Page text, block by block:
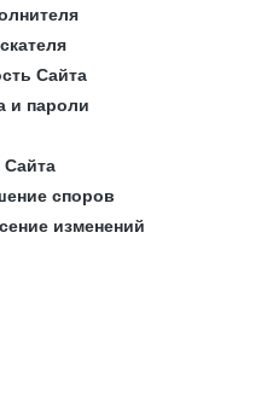
Сайта
и пароли
споров
изменений